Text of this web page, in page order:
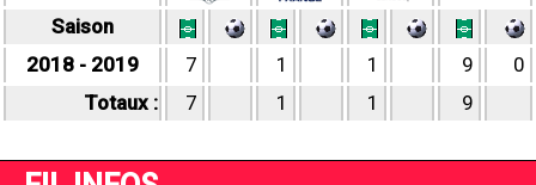
Saison
2018 - 2019
7 1 1 9
0
Totaux :
7 1 1 9